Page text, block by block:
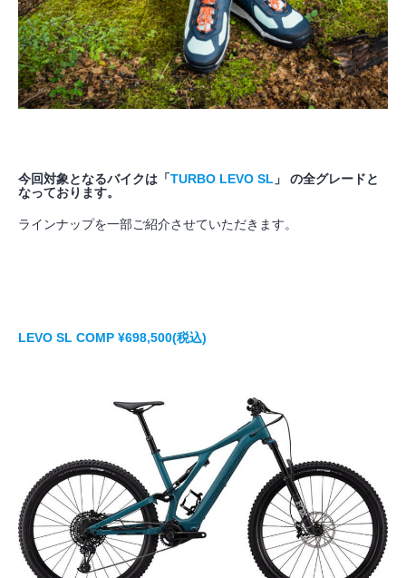
今回対象となるバイクは「TURBO LEVO SL 」 の全グレードと
なっております。
ラインナップを一部ご紹介させていただきます。
LEVO SL COMP ¥698,500(税込)